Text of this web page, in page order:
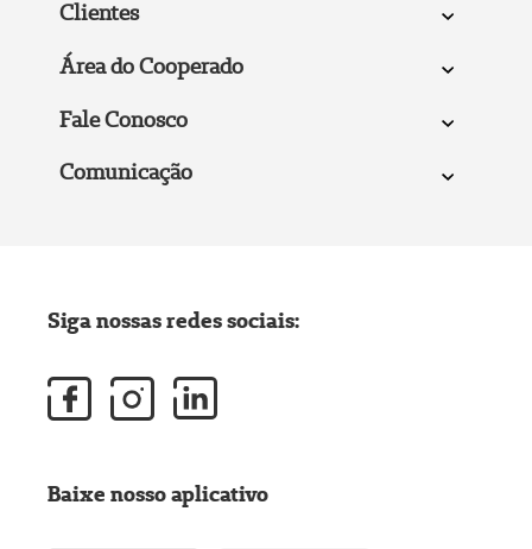
Clientes
Área do Cooperado
Fale Conosco
Comunicação
Siga nossas redes sociais:
Baixe nosso aplicativo